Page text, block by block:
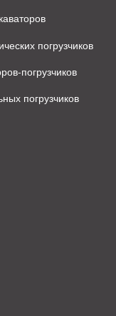
погрузчиков
погрузчиков
погрузчиков